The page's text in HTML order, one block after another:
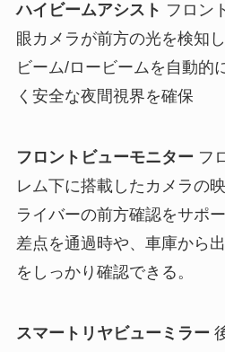
ハイビームアシスト フロン
眼カメラが前方の光を検知
ビーム/ロービームを自動的
く安全な夜間視界を確保
フロントビューモニター フ
レム下に搭載したカメラの
ライバーの前方確認をサポ
差点を通過時や、車庫から
をしっかり確認できる。
スマートリヤビューミラー